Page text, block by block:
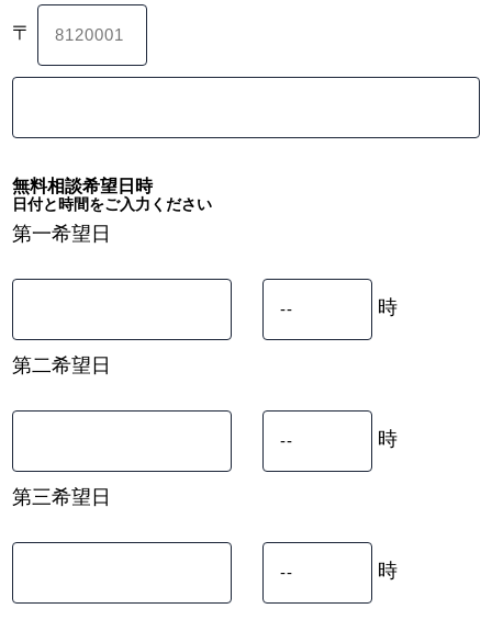
〒
無料相談希望日時
日付と時間をご入力ください
第一希望日
時
第二希望日
時
第三希望日
時